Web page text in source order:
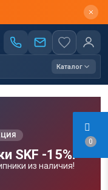
0
Каталог
SKF -15%!
из наличия!